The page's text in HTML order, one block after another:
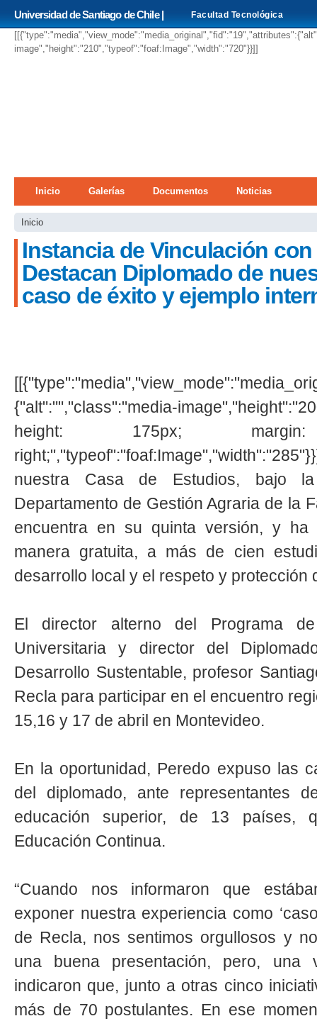
Universidad de Santiago de Chile | Facultad Tecnológica
image","height":"210","typeof":"foaf:Image","width":"720"}}]]
Menú principal
Inicio Galerías Documentos Noticias
Se encuentra usted aquí
Inicio
Instancia de Vinculación
Destacan Diplomado de
caso de éxito y ejemplo
{"alt":"","class":"media-
height: 175px;
nuestra Casa de Estudios, bajo
Departamento de Gestión Agraria de la
encuentra en su quinta versión, y
manera gratuita, a más de cien
desarrollo local y el respeto y protección
El director alterno del Programa de
Universitaria y director del
Desarrollo Sustentable, profesor
Recla para participar en el encuentro
15,16 y 17 de abril en Montevideo.
En la oportunidad, Peredo expuso las
del diplomado, ante representantes
educación superior, de 13 países,
Educación Continua.
“Cuando nos informaron que
exponer nuestra experiencia como
de Recla, nos sentimos orgullosos y
una buena presentación, pero, una
indicaron que, junto a otras cinco
más de 70 postulantes. En ese